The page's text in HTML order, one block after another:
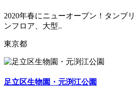
2020年春にニューオープン！タンブ
ンフロア、大型..
東京都
足立区生物園・元渕江公園